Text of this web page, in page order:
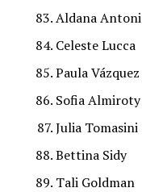
Aldana Antoni
Celeste Lucca
Paula Vázquez
Sofia Almiroty
Julia Tomasini
Bettina Sidy
Tali Goldman